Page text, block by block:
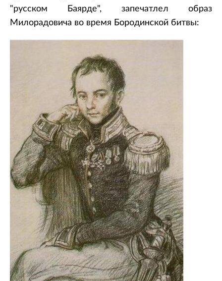
"русском Баярде", запечатлел образ
Милорадовича во время Бородинской битвы: